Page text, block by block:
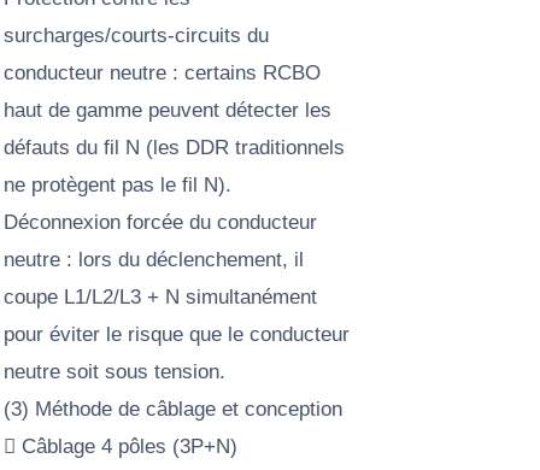
surcharges/courts-circuits du
conducteur neutre : certains RCBO
haut de gamme peuvent détecter les
défauts du fil N (les DDR traditionnels
ne protègent pas le fil N).
Déconnexion forcée du conducteur
neutre : lors du déclenchement, il
coupe L1/L2/L3 + N simultanément
pour éviter le risque que le conducteur
neutre soit sous tension.
(3) Méthode de câblage et conception
 Câblage 4 pôles (3P+N)